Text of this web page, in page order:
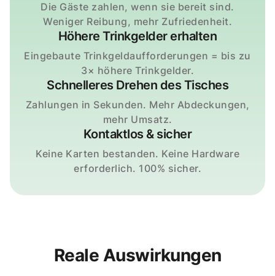
Die Gäste zahlen, wenn sie bereit sind.
Weniger Reibung, mehr Zufriedenheit.
Höhere Trinkgelder erhalten
Eingebaute Trinkgeldaufforderungen = bis zu
3× höhere Trinkgelder.
Schnelleres Drehen des Tisches
Zahlungen in Sekunden. Mehr Abdeckungen,
mehr Umsatz.
Kontaktlos & sicher
Keine Karten bestanden. Keine Hardware
erforderlich. 100% sicher.
Reale Auswirkungen